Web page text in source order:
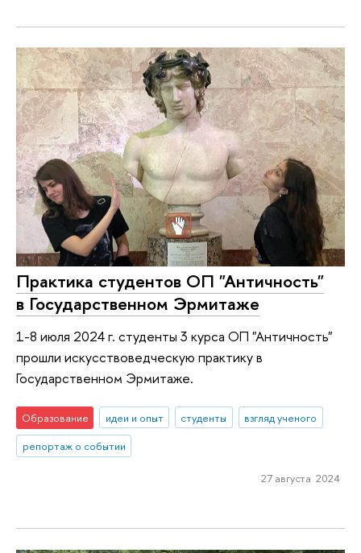
Практика студентов ОП "Античность"
в Государственном Эрмитаже
1-8 июля 2024 г. студенты 3 курса ОП "Античность"
прошли искусствоведческую практику в
Государственном Эрмитаже.
Образование идеи и опыт студенты
взгляд ученого
репортаж о событии
27 августа 2024